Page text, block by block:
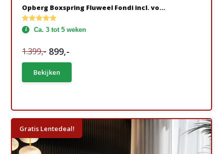
Opberg Boxspring Fluweel Fondi incl. vo...
Ca. 3 tot 5 weken
1.399,- 899,-
Bekijken
Gratis Lentedeal!